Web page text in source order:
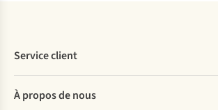
Service client
Commander
À propos de nous